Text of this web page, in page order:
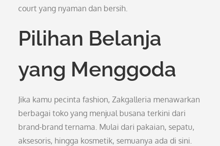
court yang nyaman dan bersih.
Pilihan Belanja
yang Menggoda
Jika kamu pecinta fashion, Zakgalleria menawarkan
berbagai toko yang menjual busana terkini dari
brand-brand ternama. Mulai dari pakaian, sepatu,
aksesoris, hingga kosmetik, semuanya ada di sini.